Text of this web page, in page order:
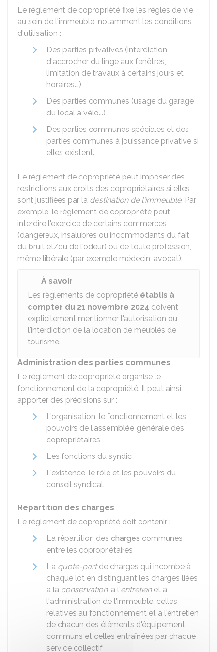
Le règlement de copropriété fixe les règles de vie
au sein de l'immeuble, notamment les conditions
d'utilisation :
Des parties privatives (interdiction
d'accrocher du linge aux fenêtres,
limitation de travaux à certains jours et
horaires...)
Des parties communes (usage du garage
du local à vélo...)
Des parties communes spéciales et des
parties communes à jouissance privative si
elles existent.
Le règlement de copropriété peut imposer des
restrictions aux droits des copropriétaires si elles
sont justifiées par la destination de l'immeuble. Par
exemple, le règlement de copropriété peut
interdire l'exercice de certains commerces
(dangereux, insalubres ou incommodants du fait
du bruit et/ou de l'odeur) ou de toute profession,
même libérale (par exemple médecin, avocat).
À savoir
Les règlements de copropriété établis à
compter du 21 novembre 2024 doivent
explicitement mentionner l'autorisation ou
l'interdiction de la location de meublés de
tourisme.
Administration des parties communes
Le règlement de copropriété organise le
fonctionnement de la copropriété. Il peut ainsi
apporter des précisions sur :
L'organisation, le fonctionnement et les
pouvoirs de l'assemblée générale des
copropriétaires
Les fonctions du syndic
L'existence, le rôle et les pouvoirs du
conseil syndical.
Répartition des charges
Le règlement de copropriété doit contenir :
La répartition des charges communes
entre les copropriétaires
La quote-partde charges qui incombe à
chaque lot en distinguant les charges liées
à la conservation, à l'entretienet à
l'administration de l'immeuble, celles
relatives au fonctionnement et à l'entretien
de chacun des éléments d'équipement
communs et celles entraînées par chaque
service collectif